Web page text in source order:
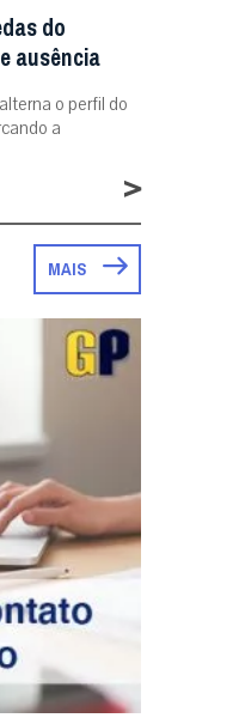
do
ausência
o perfil do
a
>
MAIS